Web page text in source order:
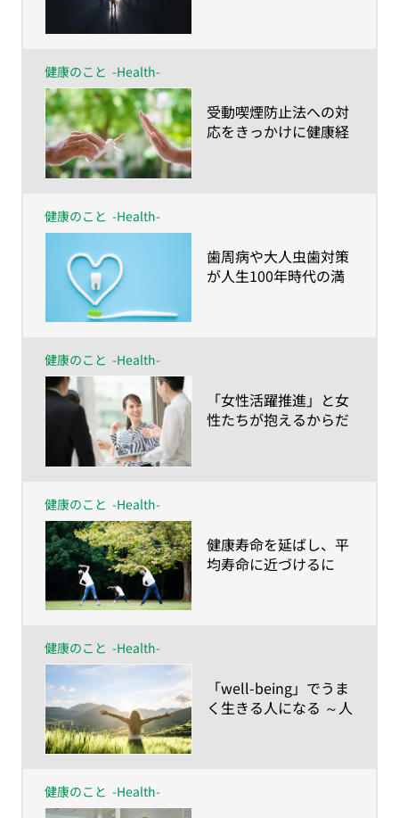
健康のこと -Health-
​受動喫煙防止法への対
応をきっかけに健康経
健康のこと -Health-
​歯周病や大人虫歯対策
が人生100年時代の満
健康のこと -Health-
​「女性活躍推進」と女
性たちが抱えるからだ
健康のこと -Health-
​健康寿命を延ばし、平
均寿命に近づけるに
健康のこと -Health-
​「well-being」でうま
く生きる人になる ～人
健康のこと -Health-